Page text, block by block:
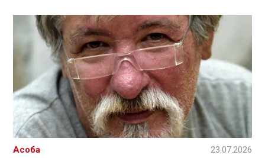
Асоба 23.07.2026